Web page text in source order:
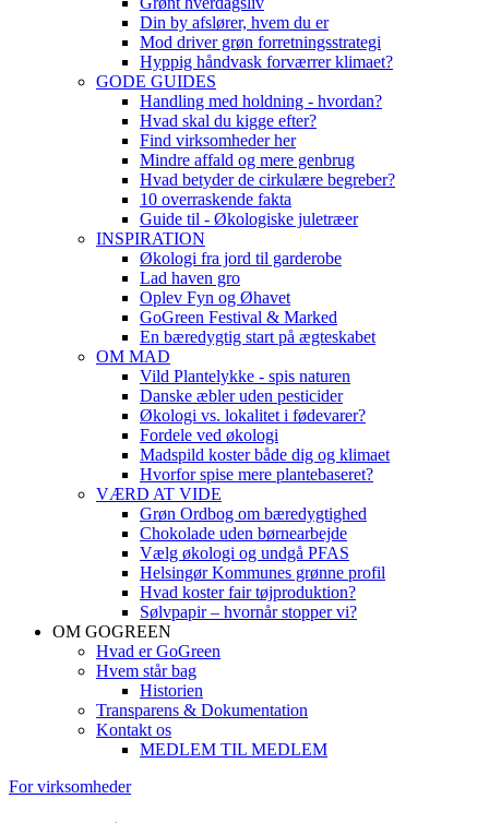
Din by afslører, hvem du er
Mod driver grøn forretningsstrategi
Hyppig håndvask forværrer klimaet?
GODE GUIDES
Handling med holdning - hvordan?
Hvad skal du kigge efter?
Find virksomheder her
Mindre affald og mere genbrug
Hvad betyder de cirkulære begreber?
10 overraskende fakta
Guide til - Økologiske juletræer
INSPIRATION
Økologi fra jord til garderobe
Lad haven gro
Oplev Fyn og Øhavet
GoGreen Festival & Marked
En bæredygtig start på ægteskabet
OM MAD
Vild Plantelykke - spis naturen
Danske æbler uden pesticider
Økologi vs. lokalitet i fødevarer?
Fordele ved økologi
Madspild koster både dig og klimaet
Hvorfor spise mere plantebaseret?
VÆRD AT VIDE
Grøn Ordbog om bæredygtighed
Chokolade uden børnearbejde
Vælg økologi og undgå PFAS
Helsingør Kommunes grønne profil
Hvad koster fair tøjproduktion?
Sølvpapir – hvornår stopper vi?
OM GOGREEN
Hvad er GoGreen
Hvem står bag
Historien
Transparens & Dokumentation
Kontakt os
MEDLEM TIL MEDLEM
For virksomheder